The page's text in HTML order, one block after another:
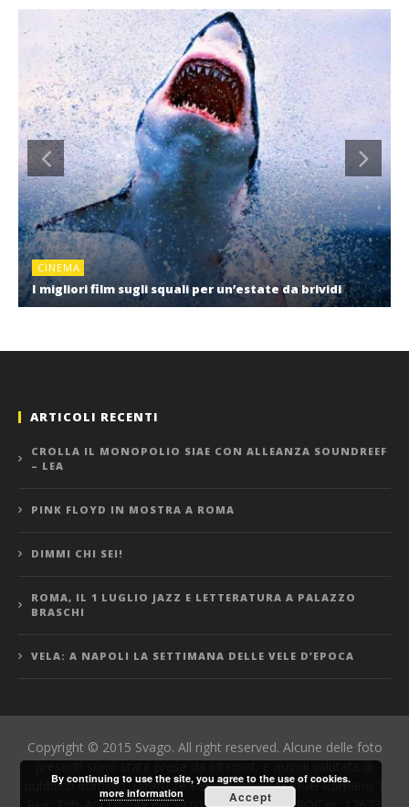
CINEMA
I migliori film sugli squali per un’estate da brividi
ARTICOLI RECENTI
CROLLA IL MONOPOLIO SIAE CON ALLEANZA SOUNDREEF
– LEA
PINK FLOYD IN MOSTRA A ROMA
DIMMI CHI SEI!
ROMA, IL 1 LUGLIO JAZZ E LETTERATURA A PALAZZO
BRASCHI
VELA: A NAPOLI LA SETTIMANA DELLE VELE D’EPOCA
Copyright © 2015 Svago. All right reserved. Alcune delle foto
pubblico dominio. Direttore Responsabile: Manuel Romano |
By continuing to use the site, you agree to the use of cookies.
more information
Accept